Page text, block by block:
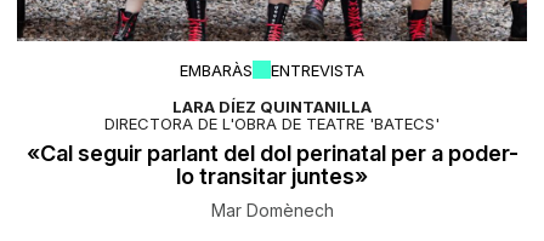
EMBARÀS
ENTREVISTA
LARA DÍEZ QUINTANILLA
DIRECTORA DE L'OBRA DE TEATRE 'BATECS'
«Cal seguir parlant del dol perinatal per a poder-
lo transitar juntes»
Mar Domènech